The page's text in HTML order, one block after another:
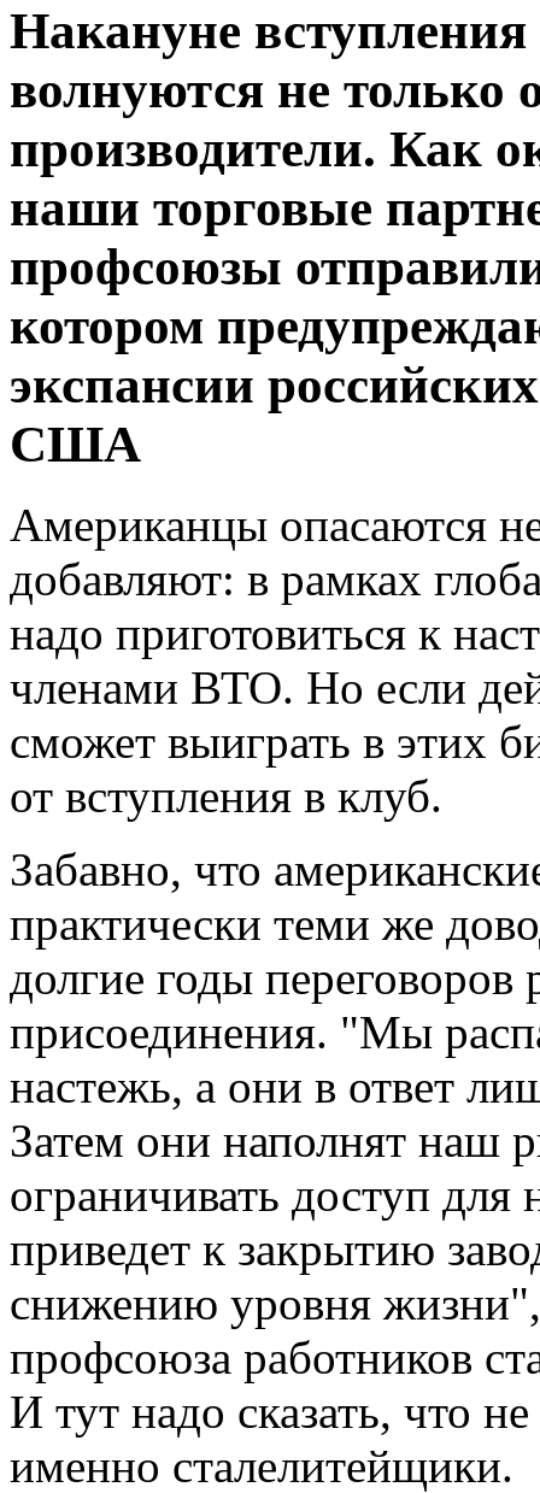
Накануне
волнуются не только
производители. Как
наши торговые
профсоюзы
котором
экспансии
США
Американцы опасаются
добавляют: в рамках
надо приготовиться к
членами ВТО. Но если
сможет выиграть в этих
от вступления в клуб.
Забавно, что
практически теми же
долгие годы
присоединения. "Мы
настежь, а они в ответ
Затем они наполнят наш
ограничивать доступ для
приведет к закрытию
снижению уровня жизни",
профсоюза работников
И тут надо сказать, что
именно сталелитейщики.